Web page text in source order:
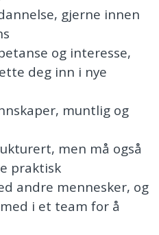
gjerne innen
og interesse,
deg inn i nye
muntlig og
men må også
praktisk
andre mennesker, og
i et team for å